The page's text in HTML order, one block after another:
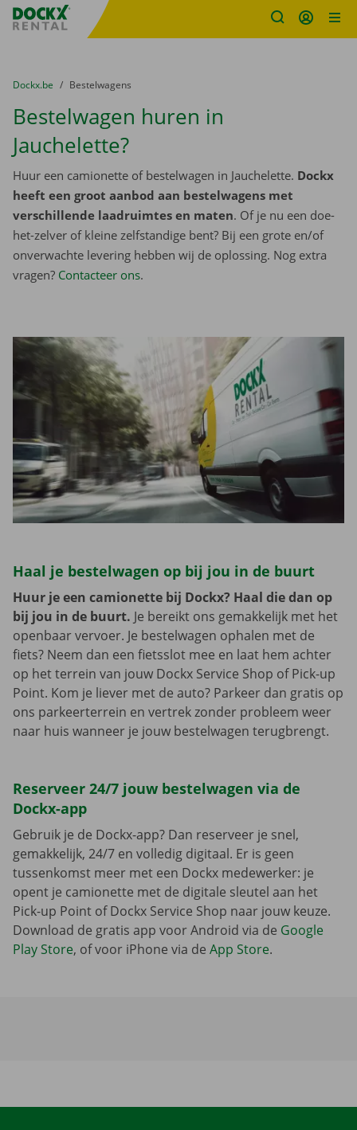
Fratello DEMO
U bevindt zich hier:
van
Dockx.be naar
Bestelwagens
Bestelwagen huren in
Jauchelette?
Huur een camionette of bestelwagen in Jauchelette. Dockx
heeft een groot aanbod aan bestelwagens met
verschillende laadruimtes en maten. Of je nu een doe-
het-zelver of kleine zelfstandige bent? Bij een grote en/of
onverwachte levering hebben wij de oplossing. Nog extra
vragen? Contacteer ons.
Haal je bestelwagen op bij jou in de buurt
Huur je een camionette bij Dockx? Haal die dan op
bij jou in de buurt. Je bereikt ons gemakkelijk met het
openbaar vervoer. Je bestelwagen ophalen met de
fiets? Neem dan een fietsslot mee en laat hem achter
op het terrein van jouw Dockx Service Shop of Pick-up
Point. Kom je liever met de auto? Parkeer dan gratis op
ons parkeerterrein en vertrek zonder probleem weer
naar huis wanneer je jouw bestelwagen terugbrengt.
Reserveer 24/7 jouw bestelwagen via de
Dockx-app
Gebruik je de Dockx-app? Dan reserveer je snel,
gemakkelijk, 24/7 en volledig digitaal. Er is geen
tussenkomst meer met een Dockx medewerker: je
opent je camionette met de digitale sleutel aan het
Pick-up Point of Dockx Service Shop naar jouw keuze.
Download de gratis app voor Android via de Google
Play Store, of voor iPhone via de App Store.